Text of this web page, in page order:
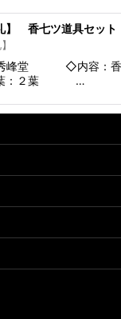
礼】 香七ツ道具セ
峰堂 ◇内容：香筋
葉：２葉 …